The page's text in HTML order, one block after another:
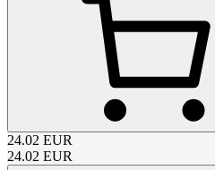
24.02 EUR
24.02 EUR